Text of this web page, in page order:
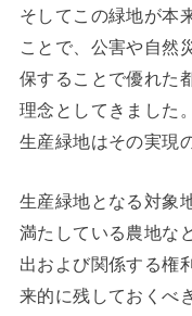
そしてこの緑地が本
ことで、公害や自然
保することで優れた
理念としてきました。
生産緑地はその実現
生産緑地となる対象
満たしている農地な
出および関係する権
来的に残しておくべ